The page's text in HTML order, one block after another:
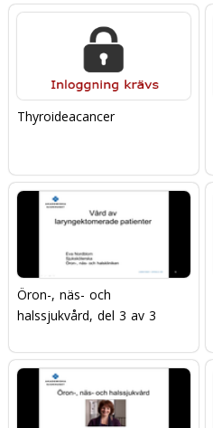
Thyroideacancer
Öron-, näs- och
halssjukvård, del 3 av 3